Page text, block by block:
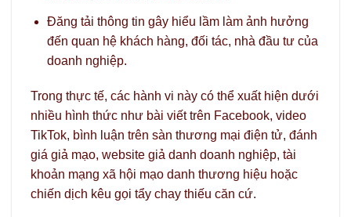
Đăng tải thông tin gây hiểu lầm làm ảnh hưởng
đến quan hệ khách hàng, đối tác, nhà đầu tư của
doanh nghiệp.
Trong thực tế, các hành vi này có thể xuất hiện dưới
nhiều hình thức như bài viết trên Facebook, video
TikTok, bình luận trên sàn thương mại điện tử, đánh
giá giả mạo, website giả danh doanh nghiệp, tài
khoản mạng xã hội mạo danh thương hiệu hoặc
chiến dịch kêu gọi tẩy chay thiếu căn cứ.